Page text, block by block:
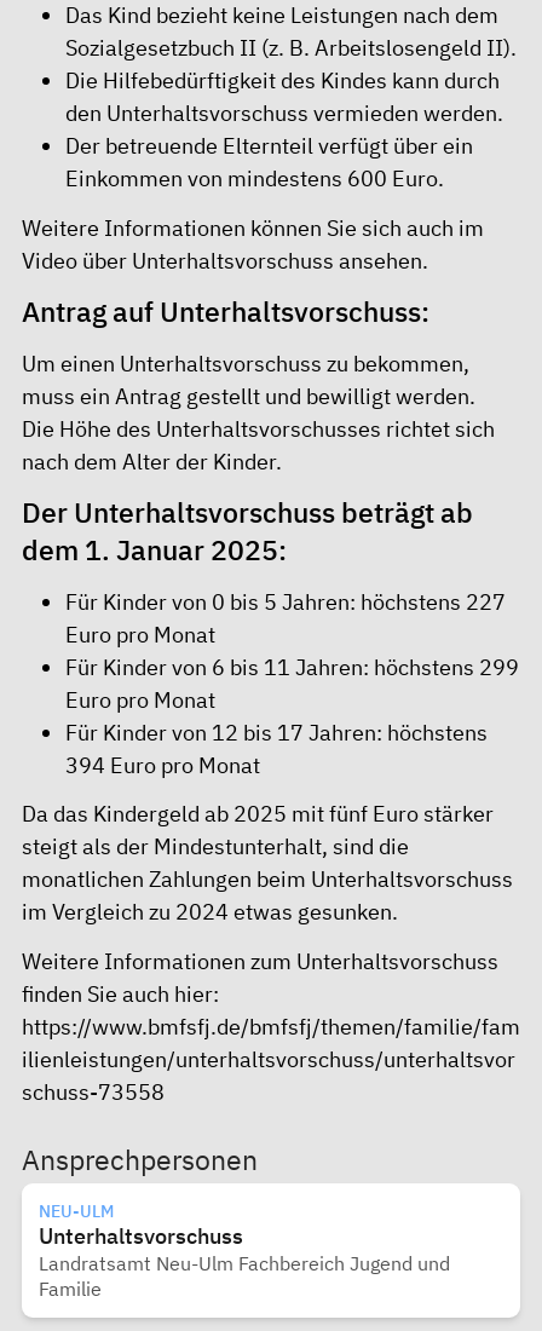
Das Kind bezieht keine Leistungen nach dem
Sozialgesetzbuch II (z. B. Arbeitslosengeld II).
Die Hilfebedürftigkeit des Kindes kann durch
den Unterhaltsvorschuss vermieden werden.
Der betreuende Elternteil verfügt über ein
Einkommen von mindestens 600 Euro.
Weitere Informationen können Sie sich auch im
Video über Unterhaltsvorschuss ansehen.
Antrag auf Unterhaltsvorschuss:
Um einen Unterhaltsvorschuss zu bekommen,
muss ein Antrag gestellt und bewilligt werden.
Die Höhe des Unterhaltsvorschusses richtet sich
nach dem Alter der Kinder.
Der Unterhaltsvorschuss beträgt ab
dem 1. Januar 2025:
Für Kinder von 0 bis 5 Jahren: höchstens 227
Euro pro Monat
Für Kinder von 6 bis 11 Jahren: höchstens 299
Euro pro Monat
Für Kinder von 12 bis 17 Jahren: höchstens
394 Euro pro Monat
Da das Kindergeld ab 2025 mit fünf Euro stärker
steigt als der Mindestunterhalt, sind die
monatlichen Zahlungen beim Unterhaltsvorschuss
im Vergleich zu 2024 etwas gesunken.
Weitere Informationen zum Unterhaltsvorschuss
finden Sie auch hier:
https://www.bmfsfj.de/bmfsfj/themen/familie/fam
ilienleistungen/unterhaltsvorschuss/unterhaltsvor
schuss-73558
Ansprechpersonen
NEU-ULM
Unterhaltsvorschuss
Landratsamt Neu-Ulm Fachbereich Jugend und
Familie